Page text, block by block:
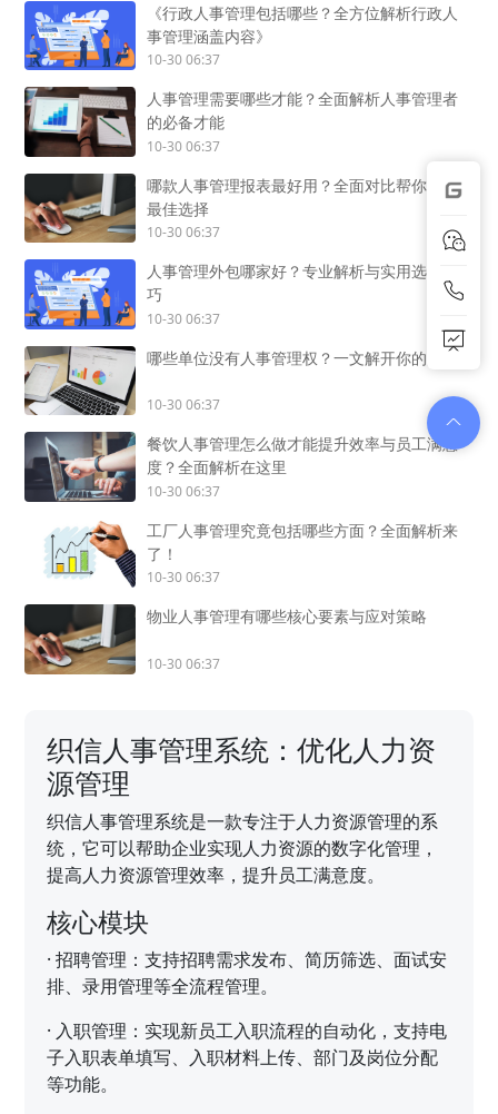
《行政人事管理包括哪些？全方位解析行政人
事管理涵盖内容》
10-30 06:37
人事管理需要哪些才能？全面解析人事管理者
的必备才能
10-30 06:37
哪款人事管理报表最好用？全面对比帮你找到
最佳选择
10-30 06:37
人事管理外包哪家好？专业解析与实用选择技
巧
10-30 06:37
哪些单位没有人事管理权？一文解开你的疑惑
10-30 06:37
餐饮人事管理怎么做才能提升效率与员工满意
度？全面解析在这里
10-30 06:37
工厂人事管理究竟包括哪些方面？全面解析来
了！
10-30 06:37
物业人事管理有哪些核心要素与应对策略
10-30 06:37
织信人事管理系统：优化人力资
源管理
织信人事管理系统是一款专注于人力资源管理的系
统，它可以帮助企业实现人力资源的数字化管理，
提高人力资源管理效率，提升员工满意度。
核心模块
·招聘管理：支持招聘需求发布、简历筛选、面试安
排、录用管理等全流程管理。
· 入职管理：实现新员工入职流程的自动化，支持电
子入职表单填写、入职材料上传、部门及岗位分配
等功能。